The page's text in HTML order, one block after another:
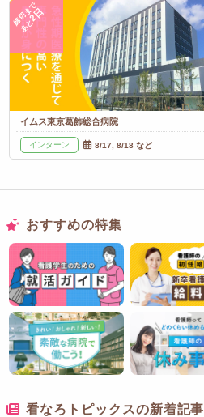
締切まで
あと
2日
イムス東京葛飾総合病院
インターン 8/17, 8/18 など
おすすめの特集
看なろトピックスの新着記事